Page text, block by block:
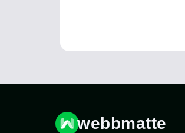
webbmatte